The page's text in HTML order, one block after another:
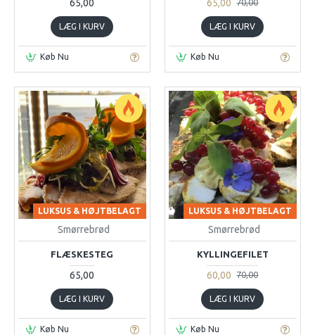
65,00
LÆG I KURV
Køb Nu
65,00 70,00
LÆG I KURV
Køb Nu
LUKSUS & HØJTBELAGT
Smørrebrød
FLÆSKESTEG
65,00
LÆG I KURV
Køb Nu
LUKSUS & HØJTBELAGT
Smørrebrød
KYLLINGEFILET
60,00 70,00
LÆG I KURV
Køb Nu